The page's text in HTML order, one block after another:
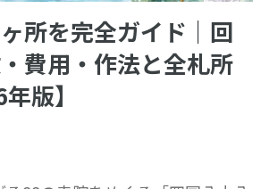
所を完全ガイド｜回
費用・作法と全札所
版】